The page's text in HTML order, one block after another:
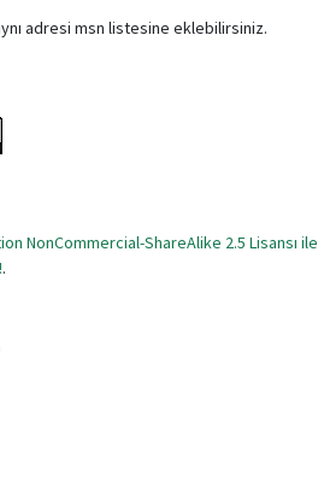
adresi msn listesine eklebilirsiniz.
NonCommercial-ShareAlike 2.5 Lisansı ile
.